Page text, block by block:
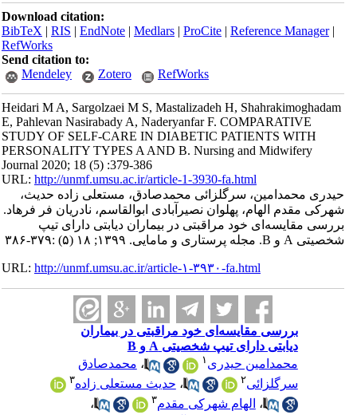
Download citation:
BibTeX|RIS|EndNote|Medlars|ProCite|Reference Manager
RefWorks
Send citation to:
Mendeley
Zotero RefWorks
Heidari M A, Sargolzaei M S, Mastalizadeh H, Shahrakimoghadam
E, Pahlevan Nasirabady A, Naderyanfar F. COMPARATIVE
STUDY OF SELF-CARE IN DIABETIC PATIENTS WITH
PERSONALITY TYPES A AND B. Nursing and Midwifery
Journal 2020; 18 (5) :379-386
URL:http://unmf.umsu.ac.ir/article-1-3930-fa.html
حیدری محمدامین، سرگلزائی محمدصادق، مستعلی زاده حدیث،
شهرکی مقدم الهام، پهلوان نصیرآبادی ابوالقاسم، نادریان فر فرهاد.
بررسی مقایسه‌ای خود مراقبتی در بیماران دیابتی دارای تیپ
شخصیتی A و B. مجله پرستاری و مامایی. ۱۳۹۹; ۱۸ (۵) :۳۷۹-۳۸۶
URL:http://unmf.umsu.ac.ir/article-۱-۳۹۳۰-fa.html
بررسی مقایسه‌ای خود مراقبتی در بیماران
دیابتی دارای تیپ شخصیتی A و B
محمدامین حیدری۱ ،محمدصادق
سرگلزائی
،حدیث مستعلی زاده
،الهام شهرکی مقدم ،